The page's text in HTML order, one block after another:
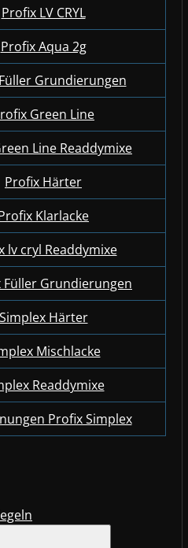
Profix LV CRYL
Profix Aqua 2g
Grundierungen
Green Line
Line Readdymixe
Profix Härter
Klarlacke
lv cryl Readdymixe
Füller Grundierungen
Simplex Härter
Mischlacke
Readdymixe
Profix Simplex